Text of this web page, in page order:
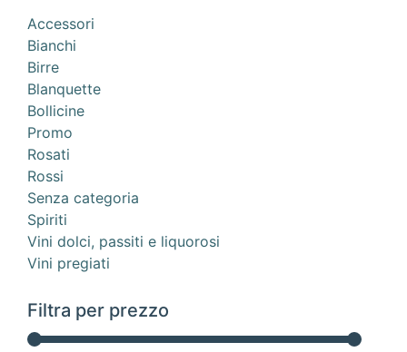
Accessori
Bianchi
Birre
Blanquette
Bollicine
Promo
Rosati
Rossi
Senza categoria
Spiriti
Vini dolci, passiti e liquorosi
Vini pregiati
Filtra per prezzo